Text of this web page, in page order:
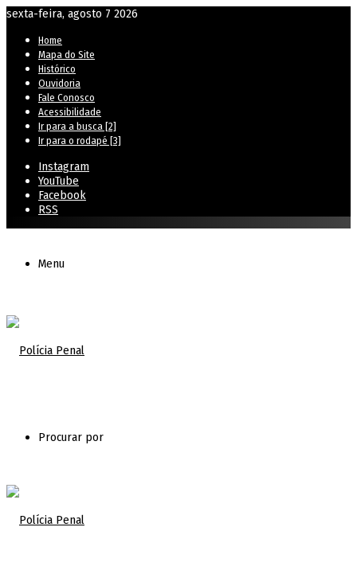
sexta-feira, agosto 7 2026
Home
Mapa do Site
Histórico
Ouvidoria
Fale Conosco
Acessibilidade
Ir para a busca [2]
Ir para o rodapé [3]
Instagram
YouTube
Facebook
RSS
Menu
Procurar por